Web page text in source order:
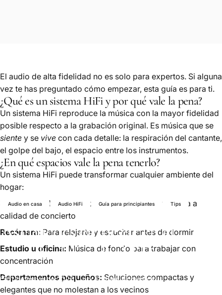
Audio en casa Audio HiFi Guía para principiantes Tips
Asípuedesempezarenel
mundodelaudioHiFi
11 de mayo de 2026 porFortune Acoustics
El audio de alta fidelidad no es solo para expertos. Si alguna
vez te has preguntado cómo empezar, esta guía es para ti.
¿Qué es un sistema HiFi y por qué vale la pena?
Un sistema HiFi reproduce la música con la mayor fidelidad
posible respecto a la grabación original. Es música que se
siente y se vive con cada detalle: la respiración del cantante,
el golpe del bajo, el espacio entre los instrumentos.
¿En qué espacios vale la pena tenerlo?
Un sistema HiFi puede transformar cualquier ambiente del
hogar:
Sala principal:
Para recibir visitas y disfrutar música a
calidad de concierto
Recámara: Para relajarte y escuchar antes de dormir
Estudio u oficina: Música de fondo para trabajar con
concentración
Departamentos pequeños: Soluciones compactas y
elegantes que no molestan a los vecinos